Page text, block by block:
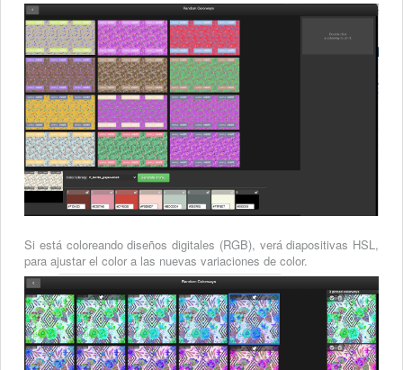
Si está coloreando diseños digitales (RGB), verá diapositivas HSL,
para ajustar el color a las nuevas variaciones de color.